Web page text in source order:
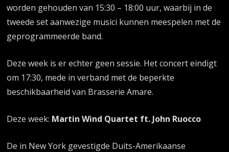
worden gehouden van 15:30 – 18:00 uur, waarbij in de
tweede set aanwezige musici kunnen meespelen met de
geprogrammeerde band.
Deze week is er echter geen sessie. Het concert eindigt
om 17:30, mede in verband met de beperkte
beschikbaarheid van Brasserie Amare.
Deze week: Martin Wind Quartet ft. John Ruocco
De in New York gevestigde Duits-Amerikaanse